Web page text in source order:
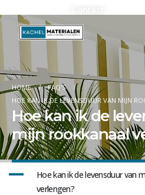
HOME
FAQ'S
HOE KAN IK DE LEVENSDUUR VAN MIJN
Hoe kan ik de
mijn rookkanaal
A
Hoe kan ik de levensduur van
verlengen?